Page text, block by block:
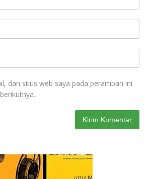
dan situs web saya pada peramban ini